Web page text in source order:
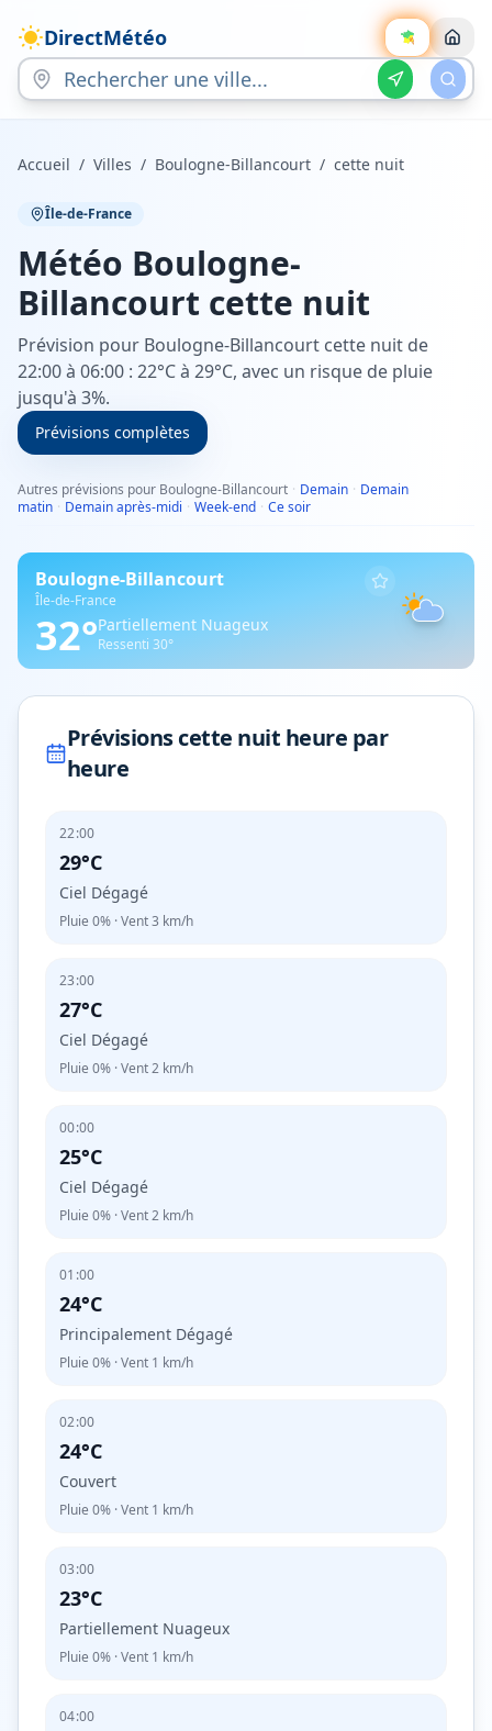
DirectMétéo
Accueil / Villes / Boulogne-Billancourt / cette nuit
Île-de-France
Météo Boulogne-
Billancourt cette nuit
Prévision pour Boulogne-Billancourt cette nuit de
22:00 à 06:00 : 22°C à 29°C, avec un risque de pluie
jusqu'à 3%.
Prévisions complètes
Autres prévisions pour Boulogne-Billancourt · Demain · Demain
matin · Demain après-midi · Week-end · Ce soir
Boulogne-Billancourt
Île-de-France
32°Partiellement Nuageux
Ressenti 30°
Prévisions cette nuit heure par
heure
22:00
29°C
Ciel Dégagé
Pluie 0% · Vent3 km/h
23:00
27°C
Ciel Dégagé
Pluie 0% · Vent2 km/h
00:00
25°C
Ciel Dégagé
Pluie 0% · Vent2 km/h
01:00
24°C
Principalement Dégagé
Pluie 0% · Vent 1 km/h
02:00
24°C
Couvert
Pluie 0% · Vent 1 km/h
03:00
23°C
Partiellement Nuageux
Pluie 0% · Vent 1 km/h
04:00